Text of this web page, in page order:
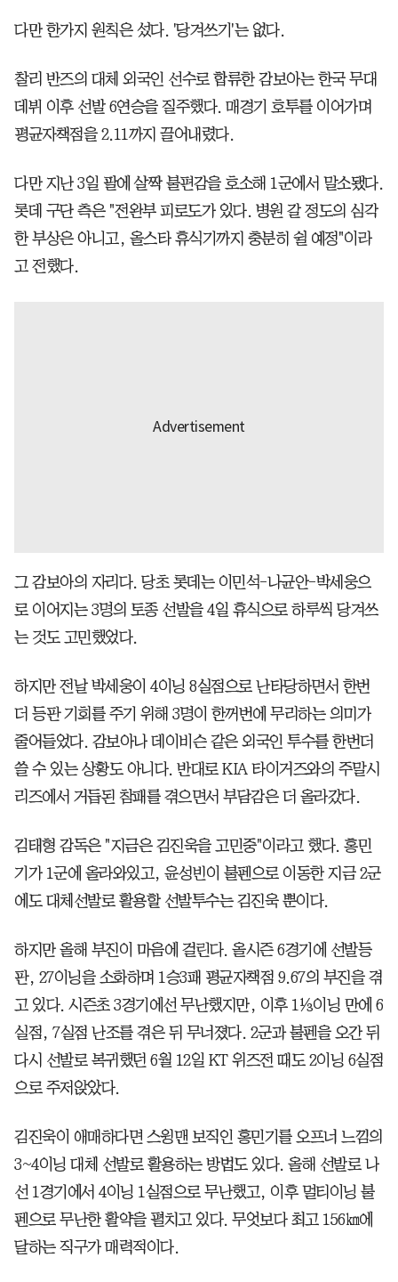
다만 한가지 원칙은 섰다. '당겨쓰기'는 없다.
찰리 반즈의 대체 외국인 선수로 합류한 감보아는 한국 무대
데뷔 이후 선발 6연승을 질주했다. 매경기 호투를 이어가며
평균자책점을 2.11까지 끌어내렸다.
다만 지난 3일 팔에 살짝 불편감을 호소해 1군에서 말소됐다.
롯데 구단 측은 "전완부 피로도가 있다. 병원 갈 정도의 심각
한 부상은 아니고, 올스타 휴식기까지 충분히 쉴 예정"이라
고 전했다.
그 감보아의 자리다. 당초 롯데는 이민석-나균안-박세웅으
로 이어지는 3명의 토종 선발을 4일 휴식으로 하루씩 당겨쓰
는 것도 고민했었다.
하지만 전날 박세웅이 4이닝 8실점으로 난타당하면서 한번
더 등판 기회를 주기 위해 3명이 한꺼번에 무리하는 의미가
줄어들었다. 감보아나 데이비슨 같은 외국인 투수를 한번더
쓸 수 있는 상황도 아니다. 반대로 KIA 타이거즈와의 주말시
리즈에서 거듭된 참패를 겪으면서 부담감은 더 올라갔다.
김태형 감독은 "지금은 김진욱을 고민중"이라고 했다. 홍민
기가 1군에 올라와있고, 윤성빈이 불펜으로 이동한 지금 2군
에도 대체선발로 활용할 선발투수는 김진욱 뿐이다.
하지만 올해 부진이 마음에 걸린다. 올시즌 6경기에 선발등
판, 27이닝을 소화하며 1승3패 평균자책점 9.67의 부진을 겪
고 있다. 시즌초 3경기에선 무난했지만, 이후 1⅓이닝 만에 6
실점, 7실점 난조를 겪은 뒤 무너졌다. 2군과 불펜을 오간 뒤
다시 선발로 복귀했던 6월 12일 KT 위즈전 때도 2이닝 6실점
으로 주저앉았다.
김진욱이 애매하다면 스윙맨 보직인 홍민기를 오프너 느낌의
3~4이닝 대체 선발로 활용하는 방법도 있다. 올해 선발로 나
선 1경기에서 4이닝 1실점으로 무난했고, 이후 멀티이닝 불
펜으로 무난한 활약을 펼치고 있다. 무엇보다 최고 156㎞에
달하는 직구가 매력적이다.